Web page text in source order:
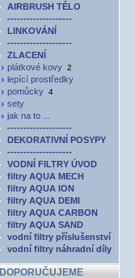
AIRBRUSH TĚLO
--------------------
LINKOVÁNÍ
--------------------
ZLACENÍ
plátkové kovy 2
lepící prostředky
pomůcky 4
sety
jak na to ...
--------------------
DEKORATIVNÍ POSYPY
--------------------
VODNÍ FILTRY ÚVOD
filtry AQUA MECH
filtry AQUA ION
filtry AQUA DEMI
filtry AQUA CARBON
filtry AQUA SAND
vodní filtry příslušenství
vodní filtry náhradní díly
DOPORUČUJEME